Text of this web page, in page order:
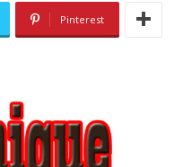
Pinterest